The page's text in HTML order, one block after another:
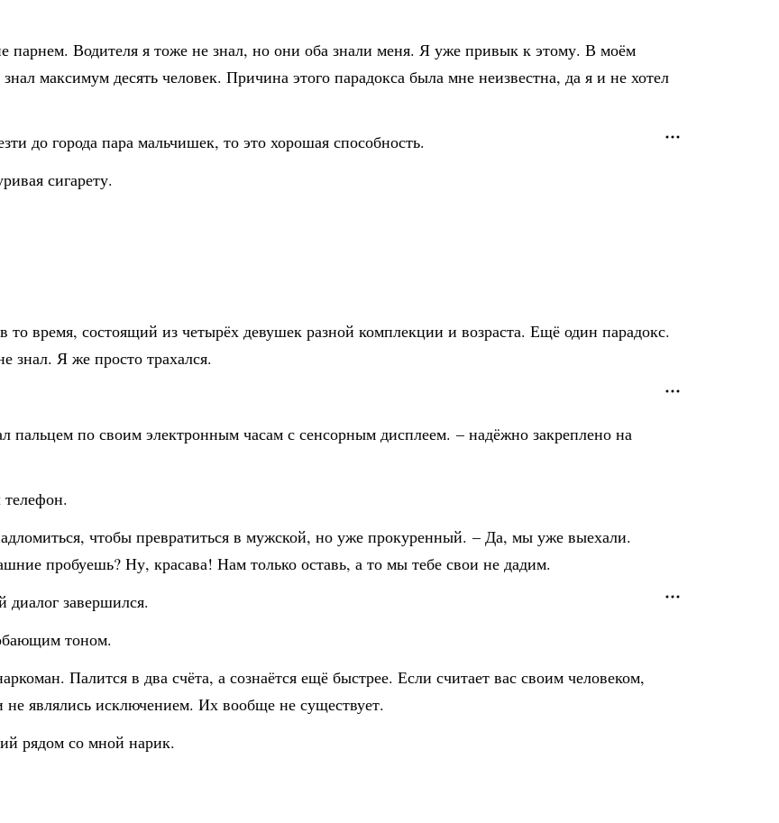
парнем. Водителя я тоже не знал, но они оба знали меня. Я уже привык к этому. В моём
максимум десять человек. Причина этого парадокса была мне неизвестна, да я и не хотел
до города пара мальчишек, то это хорошая способность.
сигарету.
время, состоящий из четырёх девушек разной комплекции и возраста. Ещё один парадокс.
знал. Я же просто трахался.
пальцем по своим электронным часам с сенсорным дисплеем. – надёжно закреплено на
чтобы превратиться в мужской, но уже прокуренный. – Да, мы уже выехали.
пробуешь? Ну, красава! Нам только оставь, а то мы тебе свои не дадим.
диалог завершился.
тоном.
Палится в два счёта, а сознаётся ещё быстрее. Если считает вас своим человеком,
не являлись исключением. Их вообще не существует.
рядом со мной нарик.